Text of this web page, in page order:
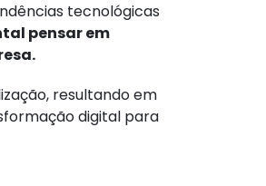
tecnológicas
pensar em
resultando em
digital para